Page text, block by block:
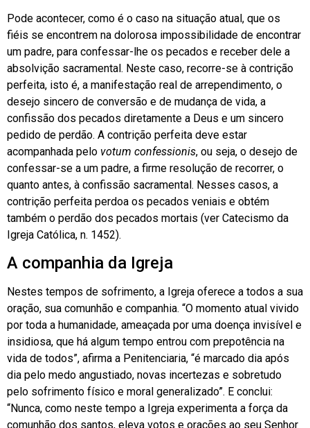
Pode acontecer, como é o caso na situação atual, que os
fiéis se encontrem na dolorosa impossibilidade de encontrar
um padre, para confessar-lhe os pecados e receber dele a
absolvição sacramental. Neste caso, recorre-se à contrição
perfeita, isto é, a manifestação real de arrependimento, o
desejo sincero de conversão e de mudança de vida, a
confissão dos pecados diretamente a Deus e um sincero
pedido de perdão. A contrição perfeita deve estar
acompanhada pelo votum confessionis, ou seja, o desejo de
confessar-se a um padre, a firme resolução de recorrer, o
quanto antes, à confissão sacramental. Nesses casos, a
contrição perfeita perdoa os pecados veniais e obtém
também o perdão dos pecados mortais (ver Catecismo da
Igreja Católica, n. 1452).
A companhia da Igreja
Nestes tempos de sofrimento, a Igreja oferece a todos a sua
oração, sua comunhão e companhia. “O momento atual vivido
por toda a humanidade, ameaçada por uma doença invisível e
insidiosa, que há algum tempo entrou com prepotência na
vida de todos”, afirma a Penitenciaria, “é marcado dia após
dia pelo medo angustiado, novas incertezas e sobretudo
pelo sofrimento físico e moral generalizado”. E conclui:
“Nunca, como neste tempo a Igreja experimenta a força da
comunhão dos santos, eleva votos e orações ao seu Senhor